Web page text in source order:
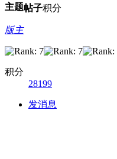
主题帖子积分
版主
积分
28199
发消息